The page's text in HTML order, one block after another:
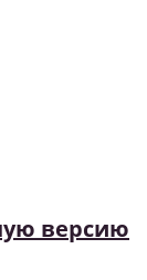
версию